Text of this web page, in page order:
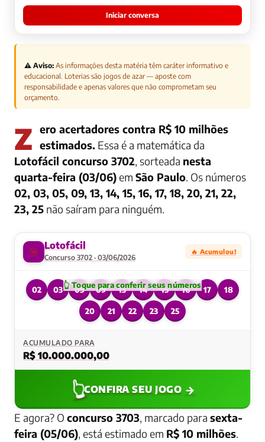
Iniciar conversa
⚠️ Aviso: As informações desta matéria têm caráter informativo e
educacional. Loterias são jogos de azar — aposte com
responsabilidade e apenas valores que não comprometam seu
orçamento.
Zero acertadores contra R$ 10 milhões estimados. Essa é a matemática da
Lotofácil concurso 3702, sorteada nesta
quarta-feira (03/06)em São Paulo. Os números
02, 03, 05, 09, 13, 14, 15, 16, 17, 18, 20, 21, 22,
23, 25 não saíram para ninguém.
🎯 Lotofácil
Concurso 3702 · 03/06/2026
🔥 Acumulou!
02 03 05 09 13 14 15 16 17 18
20 21 22 23 25
ACUMULADO PARA
R$ 10.000.000,00
👆CONFIRA SEU JOGO →
E agora? O concurso 3703, marcado para sexta-
feira (05/06), está estimado em R$ 10 milhões.